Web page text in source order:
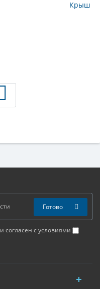
согласен с условиями
Готово